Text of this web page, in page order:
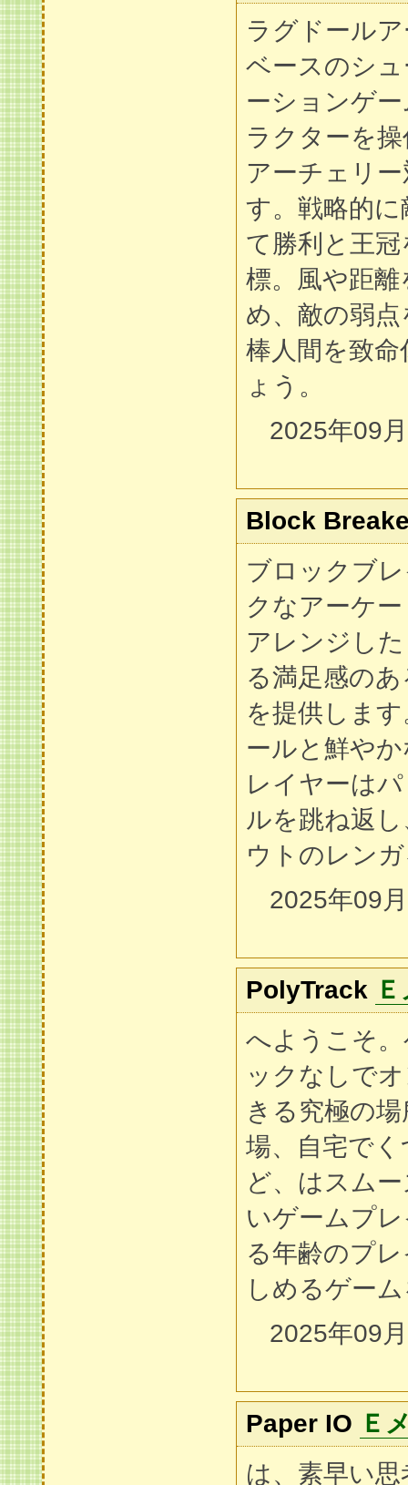
ラグドール
ベースのシ
ーションゲ
ラクターを
アーチェリ
す。戦略的
て勝利と王
標。風や距
め、敵の弱
棒人間を致
ょう。
2025年09
Block
ブロックブ
クなアーケ
アレンジし
る満足感の
を提供しま
ールと鮮や
レイヤーは
ルを跳ね返
ウトのレン
2025年09
PolyTrack
へようこそ
ックなしで
きる究極の
場、自宅で
ど、はスム
いゲームプ
る年齢のプ
しめるゲー
2025年09
Paper IO Ｅ
は、素早い